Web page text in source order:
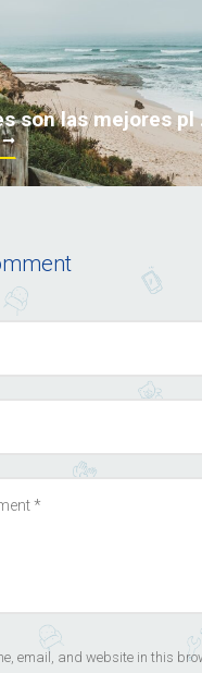
son las mejores pl
email, and website in this